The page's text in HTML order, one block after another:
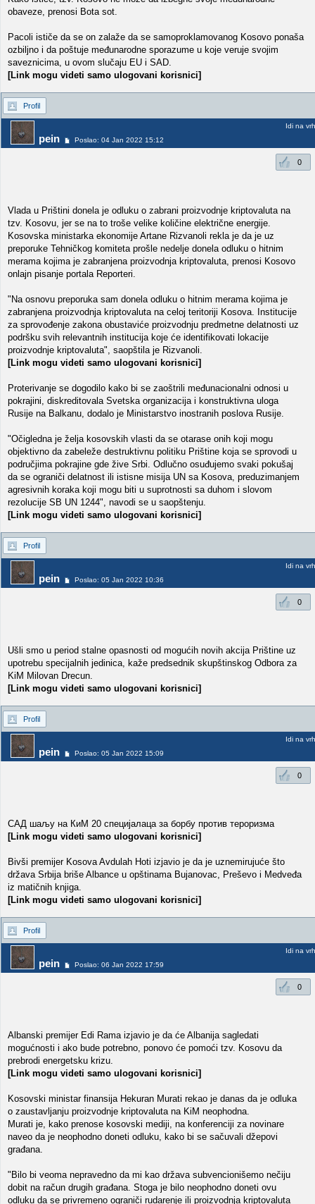
obaveze, prenosi Bota sot.
Pacoli ističe da se on zalaže da se samoproklamovanog Kosovo ponaša
ozbiljno i da poštuje međunarodne sporazume u koje veruje svojim
saveznicima, u ovom slučaju EU i SAD.
[Link mogu videti samo ulogovani korisnici]
Profil
pein Poslao: 04 Jan 2022 15:12
Idi na vrh
0
Vlada u Prištini donela je odluku o zabrani proizvodnje kriptovaluta na
tzv. Kosovu, jer se na to troše velike količine električne energije.
Kosovska ministarka ekonomije Artane Rizvanoli rekla je da je uz
preporuke Tehničkog komiteta prošle nedelje donela odluku o hitnim
merama kojima je zabranjena proizvodnja kriptovaluta, prenosi Kosovo
onlajn pisanje portala Reporteri.
"Na osnovu preporuka sam donela odluku o hitnim merama kojima je
zabranjena proizvodnja kriptovaluta na celoj teritoriji Kosova. Institucije
za sprovođenje zakona obustaviće proizvodnju predmetne delatnosti uz
podršku svih relevantnih institucija koje će identifikovati lokacije
proizvodnje kriptovaluta", saopštila je Rizvanoli.
[Link mogu videti samo ulogovani korisnici]
Proterivanje se dogodilo kako bi se zaoštrili međunacionalni odnosi u
pokrajini, diskreditovala Svetska organizacija i konstruktivna uloga
Rusije na Balkanu, dodalo je Ministarstvo inostranih poslova Rusije.
"Očigledna je želja kosovskih vlasti da se otarase onih koji mogu
objektivno da zabeleže destruktivnu politiku Prištine koja se sprovodi u
područjima pokrajine gde žive Srbi. Odlučno osuđujemo svaki pokušaj
da se ograniči delatnost ili istisne misija UN sa Kosova, preduzimanjem
agresivnih koraka koji mogu biti u suprotnosti sa duhom i slovom
rezolucije SB UN 1244", navodi se u saopštenju.
[Link mogu videti samo ulogovani korisnici]
Profil
pein Poslao: 05 Jan 2022 10:36
Idi na vrh
0
Ušli smo u period stalne opasnosti od mogućih novih akcija Prištine uz
upotrebu specijalnih jedinica, kaže predsednik skupštinskog Odbora za
KiM Milovan Drecun.
[Link mogu videti samo ulogovani korisnici]
Profil
pein Poslao: 05 Jan 2022 15:09
Idi na vrh
0
САД шаљу на КиМ 20 специјалаца за борбу против тероризма
[Link mogu videti samo ulogovani korisnici]
Bivši premijer Kosova Avdulah Hoti izjavio je da je uznemirujuće što
država Srbija briše Albance u opštinama Bujanovac, Preševo i Medveđa
iz matičnih knjiga.
[Link mogu videti samo ulogovani korisnici]
Profil
pein Poslao: 06 Jan 2022 17:59
Idi na vrh
0
Albanski premijer Edi Rama izjavio je da će Albanija sagledati
mogućnosti i ako bude potrebno, ponovo će pomoći tzv. Kosovu da
prebrodi energetsku krizu.
[Link mogu videti samo ulogovani korisnici]
Kosovski ministar finansija Hekuran Murati rekao je danas da je odluka
o zaustavljanju proizvodnje kriptovaluta na KiM neophodna.
Murati je, kako prenose kosovski mediji, na konferenciji za novinare
naveo da je neophodno doneti odluku, kako bi se sačuvali džepovi
građana.
"Bilo bi veoma nepravedno da mi kao država subvencionišemo nečiju
dobit na račun drugih građana. Stoga je bilo neophodno doneti ovu
odluku da se privremeno ograniči rudarenje ili proizvodnja kriptovaluta